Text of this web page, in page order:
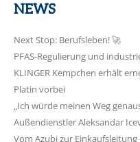
NEWS
Next Stop: Berufsleben! 🚀
PFAS-Regulierung und
KLINGER Kempchen erhält
Platin vorbei
„Ich würde meinen Weg
Außendienstler Aleksandar
Vom Azubi zur